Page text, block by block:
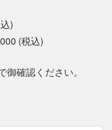
)
(税込)
確認ください。